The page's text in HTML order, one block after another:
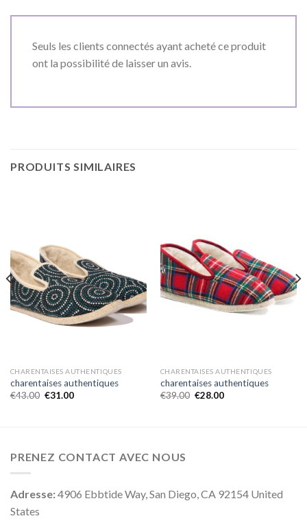
Seuls les clients connectés ayant acheté ce produit
ont la possibilité de laisser un avis.
PRODUITS SIMILAIRES
CHARENTAISES AUTHENTIQUES
charentaises authentiques
€43.00 €31.00
CHARENTAISES AUTHENTIQUES
charentaises authentiques
€39.00 €28.00
PRENEZ CONTACT AVEC NOUS
Adresse:4906 Ebbtide Way, San Diego, CA 92154 United
States